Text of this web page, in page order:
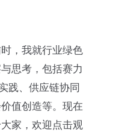
，我就行业绿色
思考，包括赛力
践、供应链协同
值创造等。现在
家，欢迎点击观